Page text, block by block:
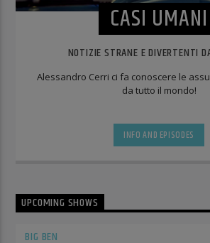
CASI UMANI
NOTIZIE STRANE E DIVERTENTI
Alessandro Cerri ci fa conoscere le
da tutto il mondo!
INFO AND EPISODES
UPCOMING SHOWS
BIG BEN